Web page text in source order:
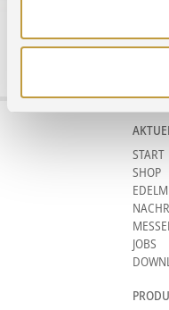
Agosi AG Kanzlerstrasse 17
START
SHOP
JOBS